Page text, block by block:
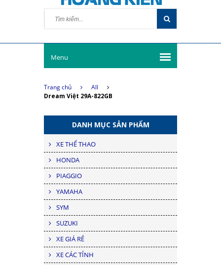
Menu
Trang chủ
All
Dream Việt 29A-822GB
DANH MỤC SẢN PHẨM
XE THỂ THAO
HONDA
PIAGGIO
YAMAHA
SYM
SUZUKI
XE GIÁ RẺ
XE CÁC TỈNH